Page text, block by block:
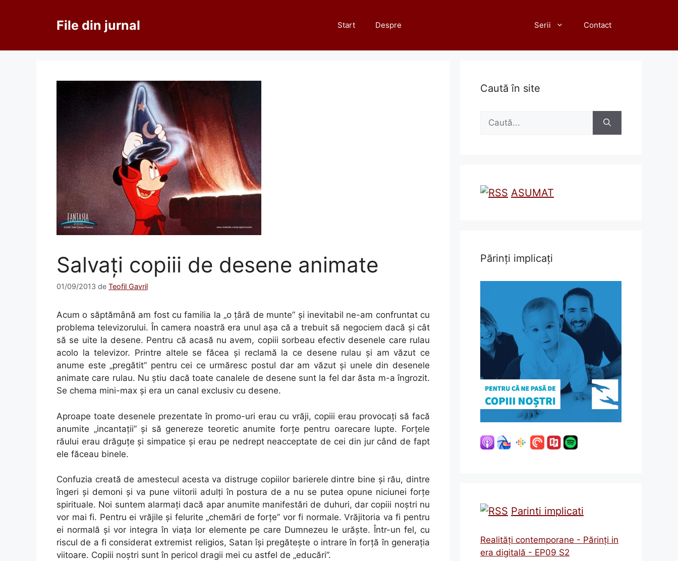
File din jurnal Start Despre Serii Contact
Salvaţi copiii de desene animate
01/09/2013 de Teofil Gavril
Acum o săptămână am fost cu familia la „o ţâră de munte” şi inevitabil ne-am confruntat cu
problema televizorului. În camera noastră era unul aşa că a trebuit să negociem dacă şi cât
să se uite la desene. Pentru că acasă nu avem, copiii sorbeau efectiv desenele care rulau
acolo la televizor. Printre altele se făcea şi reclamă la ce desene rulau şi am văzut ce
anume este „pregătit” pentru cei ce urmăresc postul dar am văzut şi unele din desenele
animate care rulau. Nu ştiu dacă toate canalele de desene sunt la fel dar ăsta m-a îngrozit.
Se chema mini-max şi era un canal exclusiv cu desene.
Aproape toate desenele prezentate în promo-uri erau cu vrăji, copiii erau provocaţi să facă
anumite „incantaţii” şi să genereze teoretic anumite forţe pentru oarecare lupte. Forţele
răului erau drăguţe şi simpatice şi erau pe nedrept neacceptate de cei din jur când de fapt
ele făceau binele.
Confuzia creată de amestecul acesta va distruge copiilor barierele dintre bine şi rău, dintre
îngeri şi demoni şi va pune viitorii adulţi în postura de a nu se putea opune niciunei forţe
spirituale. Noi suntem alarmaţi dacă apar anumite manifestări de duhuri, dar copiii noştri nu
vor mai fi. Pentru ei vrăjile şi felurite „chemări de forţe” vor fi normale. Vrăjitoria va fi pentru
ei normală şi vor integra în viaţa lor elemente pe care Dumnezeu le urăşte. Într-un fel, cu
riscul de a fi considerat extremist religios, Satan îşi pregăteşte o intrare în forţă în generaţia
viitoare. Copiii noştri sunt în pericol dragii mei cu astfel de „educări”.
Caută în site
Caută
ASUMAT
Părinți implicați
Parinti implicati
Realități contemporane - Părinți in
era digitală - EP09 S2